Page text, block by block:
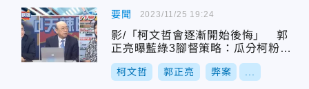
要聞
影/「柯文哲會逐漸開始後悔」 郭
正亮曝藍綠3腳督策略：瓜分柯粉後
大戰弊案
柯文哲 郭正亮 弊案
2023/11/25 19:24